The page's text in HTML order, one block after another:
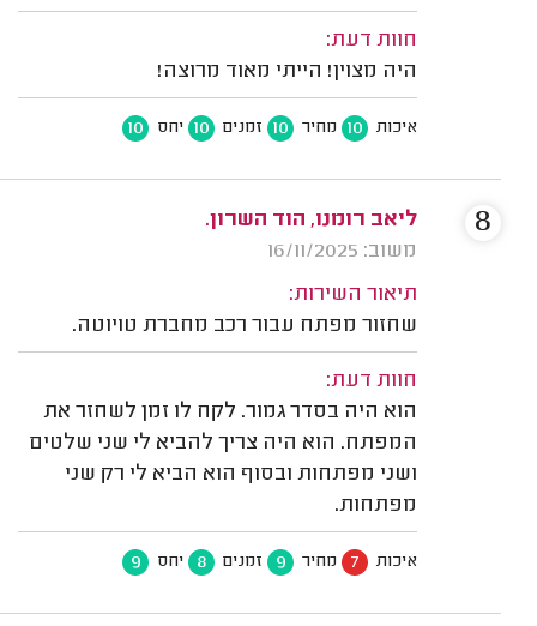
חוות דעת:
היה מצוין! הייתי מאוד מרוצה!
איכות 10 מחיר 10 זמנים 10 יחס 10
ליאב רומנו, הוד השרון.
משוב: 16/11/2025
תיאור השירות:
שחזור מפתח עבור רכב מחברת טויוטה.
חוות דעת:
הוא היה בסדר גמור. לקח לו זמן לשחזר את
המפתח. הוא היה צריך להביא לי שני שלטים
ושני מפתחות ובסוף הוא הביא לי רק שני
מפתחות.
איכות 7 מחיר 9 זמנים 8 יחס 9
8